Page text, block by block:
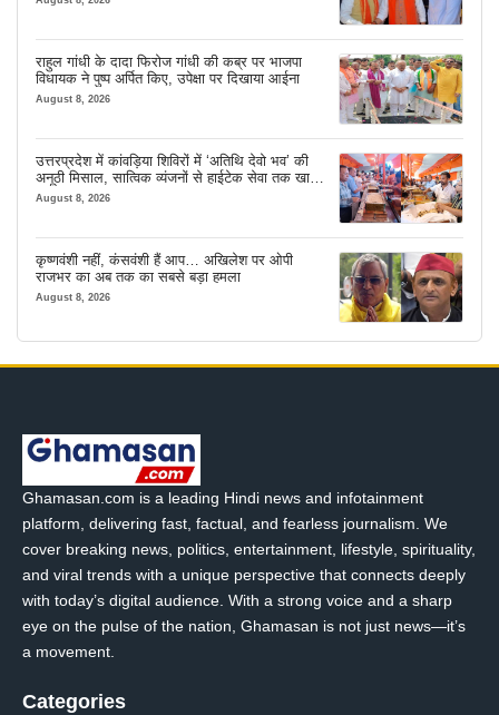
राहुल गांधी के दादा फिरोज गांधी की कब्र पर भाजपा
विधायक ने पुष्प अर्पित किए, उपेक्षा पर दिखाया आईना
August 8, 2026
उत्तरप्रदेश में कांवड़िया शिविरों में ‘अतिथि देवो भव’ की
अनूठी मिसाल, सात्विक व्यंजनों से हाईटेक सेवा तक खास
इंतजाम
August 8, 2026
कृष्णवंशी नहीं, कंसवंशी हैं आप… अखिलेश पर ओपी
राजभर का अब तक का सबसे बड़ा हमला
August 8, 2026
Ghamasan.com is a leading Hindi news and infotainment
platform, delivering fast, factual, and fearless journalism. We
cover breaking news, politics, entertainment, lifestyle, spirituality,
and viral trends with a unique perspective that connects deeply
with today’s digital audience. With a strong voice and a sharp
eye on the pulse of the nation, Ghamasan is not just news—it’s
a movement.
Categories